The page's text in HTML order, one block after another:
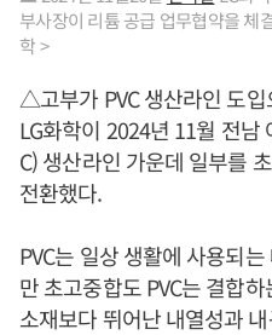
부사장이 리튬 공급 업무협약을 체
학 >
△고부가 PVC 생산라인 도
LG화학이 2024년 11월 전남
C) 생산라인 가운데 일부를
전환했다.
PVC는 일상 생활에 사용되
만 초고중합도 PVC는 결합
소재보다 뛰어난 내열성과